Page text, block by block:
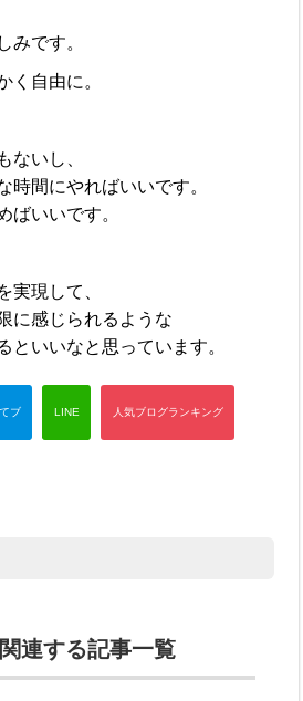
みです。
く自由に。
ないし、
時間にやればいいです。
ばいいです。
実現して、
に感じられるような
といいなと思っています。
連する記事一覧